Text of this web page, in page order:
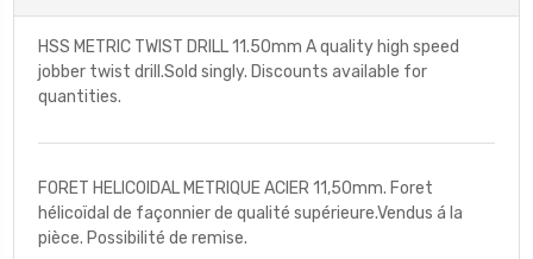
HSS METRIC TWIST DRILL 11.50mm A quality high speed
jobber twist drill.Sold singly. Discounts available for
quantities.
FORET HELICOIDAL METRIQUE ACIER 11,50mm. Foret
hélicoïdal de façonnier de qualité supérieure.Vendus á la
pièce. Possibilité de remise.